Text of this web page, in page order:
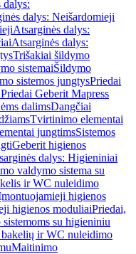
dalys:
dalys: Neišardomieji
Atsarginės dalys:
Atsarginės dalys:
Trišakiai šildymo
sistemaiŠildymo
sistemos jungtysPriedai
Geberit Mapress
dalimsDangčiai
Tvirtinimo elementai
jungtimsSistemos
Geberit higienos
dalys: Higieniniai
valdymo sistema su
ir WC nuleidimo
higienos
higienos moduliaiPriedai,
su higieniniu
ir WC nuleidimo
Maitinimo